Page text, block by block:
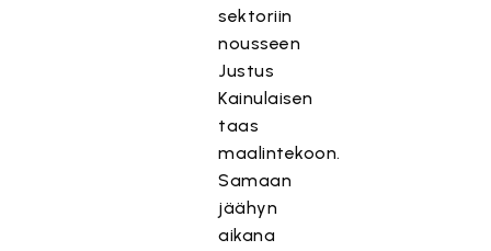
sektoriin
nousseen
Justus
Kainulaisen
taas
maalintekoon.
Samaan
jäähyn
aikana